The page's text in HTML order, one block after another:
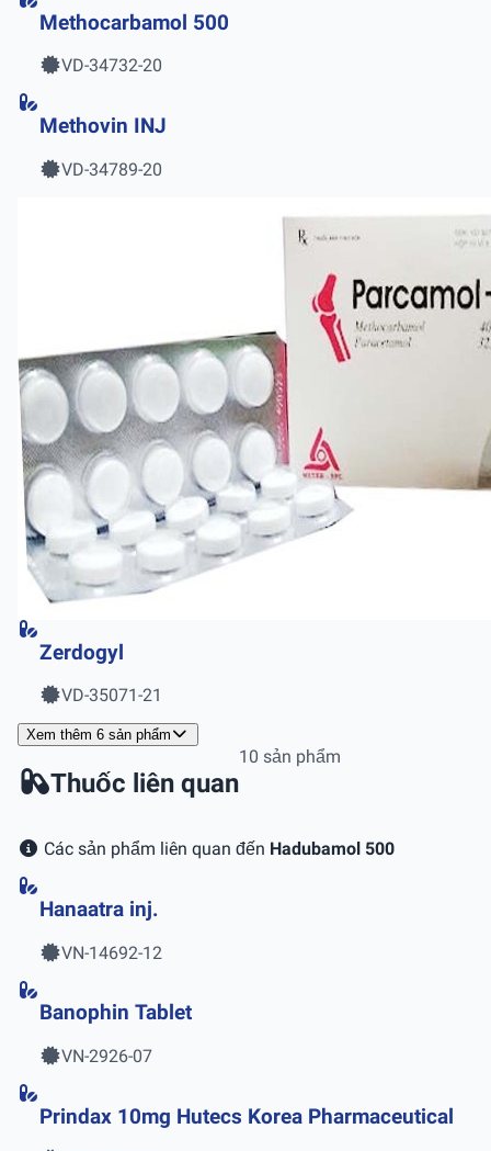
Methocarbamol 500
VD-34732-20
Methovin INJ
VD-34789-20
Zerdogyl
VD-35071-21
Xem thêm 6 sản phẩm
Thuốc liên quan
10 sản phẩm
Các sản phẩm liên quan đến Hadubamol 500
Hanaatra inj.
VN-14692-12
Banophin Tablet
VN-2926-07
Prindax 10mg Hutecs Korea Pharmaceutical